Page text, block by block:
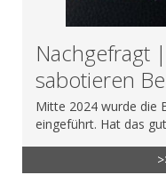
Nachgefragt
sabotieren
Mitte 2024 wurde die
eingeführt. Hat das